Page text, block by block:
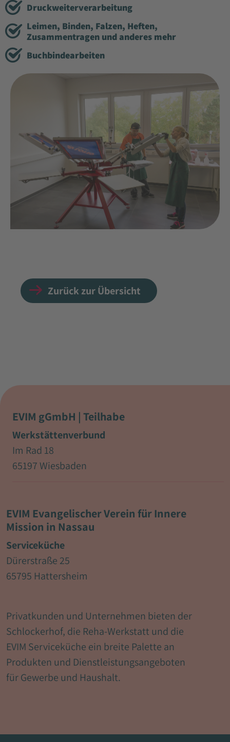
Druckweiterverarbeitung
Leimen, Binden, Falzen, Heften,
Zusammentragen und anderes mehr
Buchbindearbeiten
Zurück zur Übersicht
EVIM gGmbH | Teilhabe
Werkstättenverbund
Im Rad 18
65197 Wiesbaden
EVIM Evangelischer Verein für Innere
Mission in Nassau
Serviceküche
Dürerstraße 25
65795 Hattersheim
Privatkunden und Unternehmen bieten der
Schlockerhof, die Reha-Werkstatt und die
EVIM Serviceküche ein breite Palette an
Produkten und Dienstleistungsangeboten
für Gewerbe und Haushalt.